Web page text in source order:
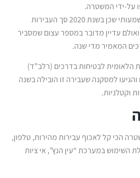
על-ידי המשטרה.
גם בתחום זה חל שיפור משמעותי שכן בשנת 2020 סך העבירות
על 73 אלף, ואולם עדיין מדובר במספר עצום שמסביר
המאמיר מדי שנה.
הלאומית לבטיחות בדרכים (רלב”ד)
למסקנה שעבירה זו הובילה בשנה
הכי קל לאכוף עבירות מהירות, טלפון,
השימוש במערכת “עין הנץ”, אי ציות